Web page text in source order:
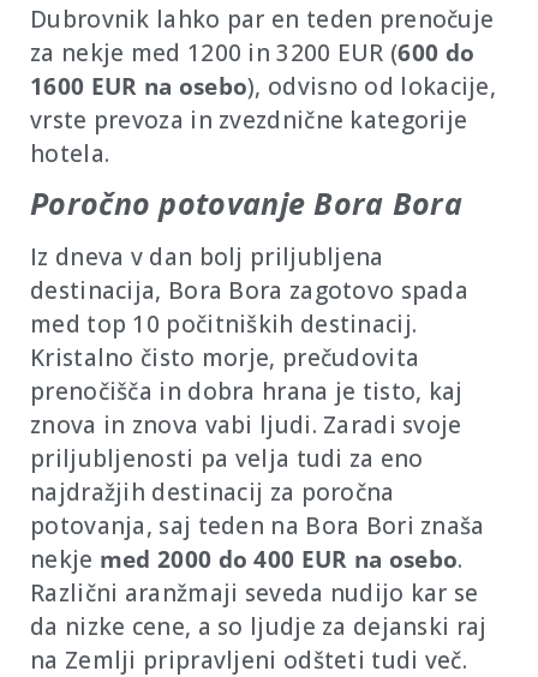
Dubrovnik lahko par en teden prenočuje
za nekje med 1200 in 3200 EUR (600 do
1600 EUR na osebo), odvisno od lokacije,
vrste prevoza in zvezdnične kategorije
hotela.
Poročno potovanje Bora Bora
Iz dneva v dan bolj priljubljena
destinacija, Bora Bora zagotovo spada
med top 10 počitniških destinacij.
Kristalno čisto morje, prečudovita
prenočišča in dobra hrana je tisto, kaj
znova in znova vabi ljudi. Zaradi svoje
priljubljenosti pa velja tudi za eno
najdražjih destinacij za poročna
potovanja, saj teden na Bora Bori znaša
nekje med 2000 do 400 EUR na osebo.
Različni aranžmaji seveda nudijo kar se
da nizke cene, a so ljudje za dejanski raj
na Zemlji pripravljeni odšteti tudi več.